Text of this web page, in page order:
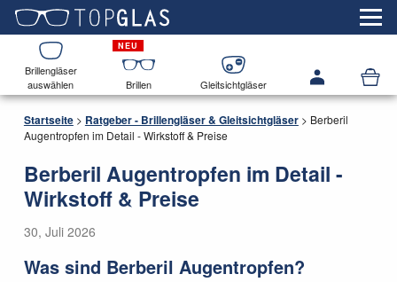
Brillengläser
auswählen
Brillen Gleitsichtgläser
Startseite > Ratgeber - Brillengläser & Gleitsichtgläser > Berberil
Augentropfen im Detail - Wirkstoff & Preise
Berberil Augentropfen im Detail -
Wirkstoff & Preise
30, Juli 2026
Was sind Berberil Augentropfen?